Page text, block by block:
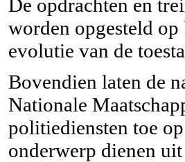
De opdrachten en
worden opgesteld
evolutie van de
Bovendien laten de
Nationale
politiediensten toe
onderwerp dienen